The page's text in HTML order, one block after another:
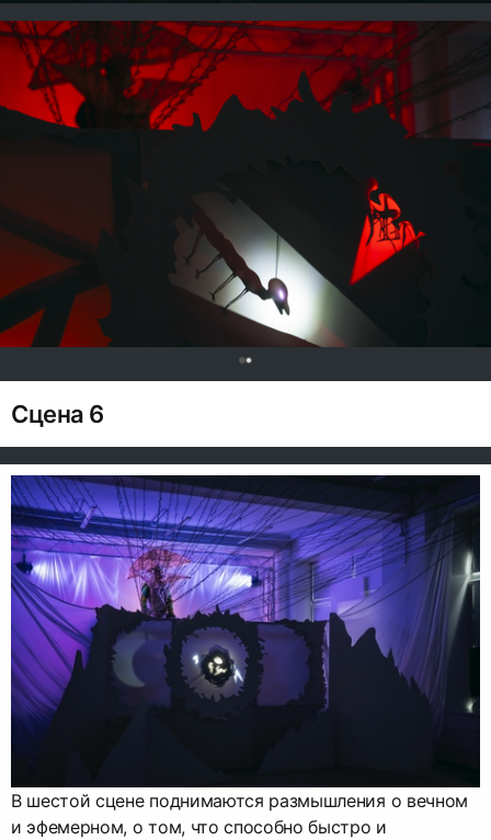
Сцена 6
В шестой сцене поднимаются размышления о вечном
и эфемерном, о том, что способно быстро и